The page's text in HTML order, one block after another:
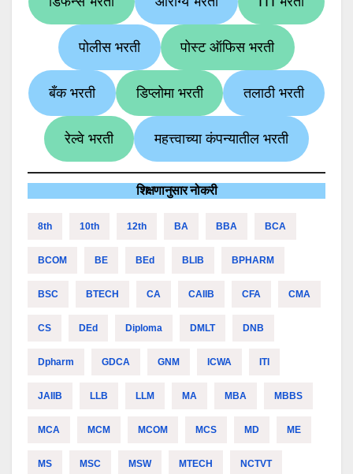
पोलीस भरती पोस्ट ऑफिस भरती
बँक भरती डिप्लोमा भरती तलाठी भरती
रेल्वे भरती महत्त्वाच्या कंपन्यातील भरती
शिक्षणानुसार नोकरी
8th 10th 12th BA BBA BCA
BCOM BE BEd BLIB BPHARM
BSC BTECH CA CAIIB CFA CMA
CS DEd Diploma DMLT DNB
Dpharm GDCA GNM ICWA ITI
JAIIB LLB LLM MA MBA MBBS
MCA MCM MCOM MCS MD ME
MS MSC MSW MTECH NCTVT